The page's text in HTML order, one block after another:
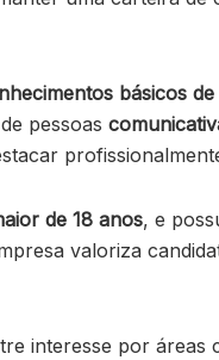
básicos
pessoas
de 18 anos, e
valoriza
interesse por áreas